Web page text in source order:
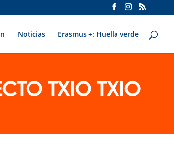
Noticias Erasmus +: Huella verde
TXIO TXIO